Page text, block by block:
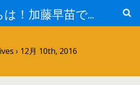
こんにちは！加藤早苗です。
› 12月 10th, 2016